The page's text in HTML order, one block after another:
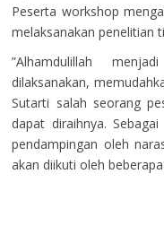
Peserta workshop
melaksanakan penelitian
”Alhamdulillah
dilaksanakan,
Sutarti salah seorang
dapat diraihnya.
pendampingan oleh
akan diikuti oleh